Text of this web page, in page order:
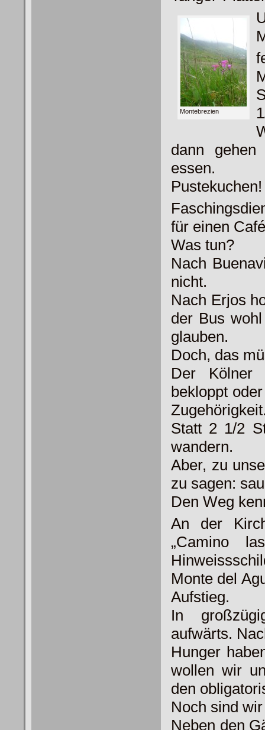
Montebrezien
dann
essen.
Pustekuchen!
für einen
Was tun?
Nach
nicht.
Nach Erjos
der Bus
glauben.
Doch, das
Der Kölner
bekloppt
Statt 2 1/2
wandern.
Aber, zu
zu sagen:
Den Weg
An der
„Camino
Monte del
Aufstieg.
In
aufwärts.
Hunger
wollen wir
den
Noch sind
Neben den